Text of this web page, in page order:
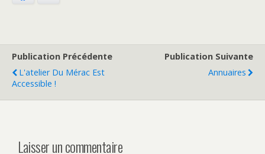
Publication Précédente
L'atelier Du Mérac Est
Accessible !
Publication Suivante
Annuaires
Laisser un commentaire